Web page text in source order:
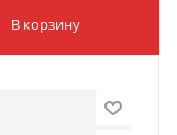
В корзину